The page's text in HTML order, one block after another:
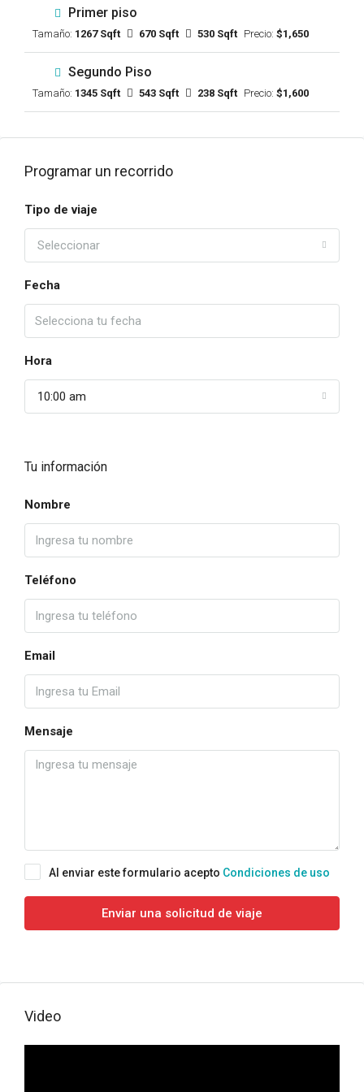
Primer piso
Tamaño: 1267 Sqft 670 Sqft 530 Sqft Precio: $1,650
Segundo Piso
Tamaño: 1345 Sqft 543 Sqft 238 Sqft Precio: $1,600
Programar un recorrido
Tipo de viaje
Seleccionar
Fecha
Hora
10:00 am
Tu información
Nombre
Teléfono
Email
Mensaje
Al enviar este formulario acepto Condiciones de uso
Enviar una solicitud de viaje
Video